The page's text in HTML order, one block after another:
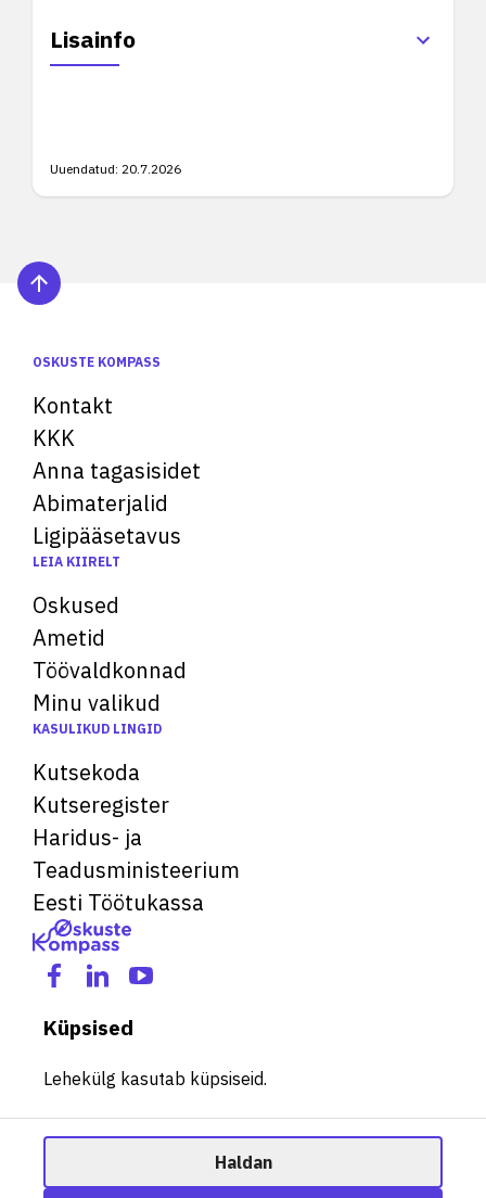
Lisainfo
Uuendatud: 20.7.2026
OSKUSTE KOMPASS
Kontakt
KKK
Anna tagasisidet
Abimaterjalid
Ligipääsetavus
LEIA KIIRELT
Oskused
Ametid
Töövaldkonnad
Minu valikud
KASULIKUD LINGID
Kutsekoda
Kutseregister
Haridus- ja
Teadusministeerium
Eesti Töötukassa
Küpsised
Lehekülg kasutab küpsiseid.
Haldan